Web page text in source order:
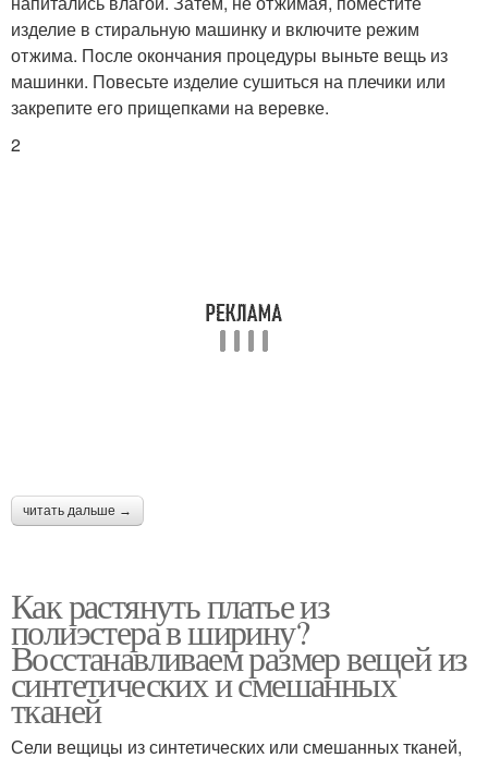
изделие в стиральную машинку и включите режим
отжима. После окончания процедуры выньте вещь из
машинки. Повесьте изделие сушиться на плечики или
закрепите его прищепками на веревке.
2
читать дальше →
Как растянуть платье из
полиэстера в ширину?
Восстанавливаем размер вещей из
синтетических и смешанных
тканей
Сели вещицы из синтетических или смешанных тканей,